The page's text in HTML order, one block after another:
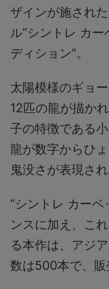
ザインが施され
ル“シントレ カ
ディション”。
太陽模様のギョ
12匹の龍が描か
子の特徴である
龍が数字からひ
鬼没さが表現され
“シントレ カー
ンスに加え、こ
る本作は、アジ
数は500本で、販